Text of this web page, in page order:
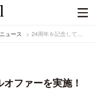
ュース 24周年を記念してスペシャルオファーを実施！
ファーを実施！